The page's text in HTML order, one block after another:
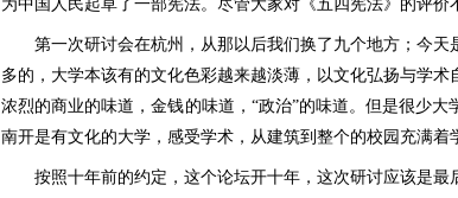
为中国人民起草了一部宪法。尽管大家对《五四宪法》的评价
第一次研讨会在杭州，从那以后我们换了九个地方；今
多的，大学本该有的文化色彩越来越淡薄，以文化弘扬与学
浓烈的商业的味道，金钱的味道，“政治”的味道。但是很少
南开是有文化的大学，感受学术，从建筑到整个的校园充满着
按照十年前的约定，这个论坛开十年，这次研讨应该是